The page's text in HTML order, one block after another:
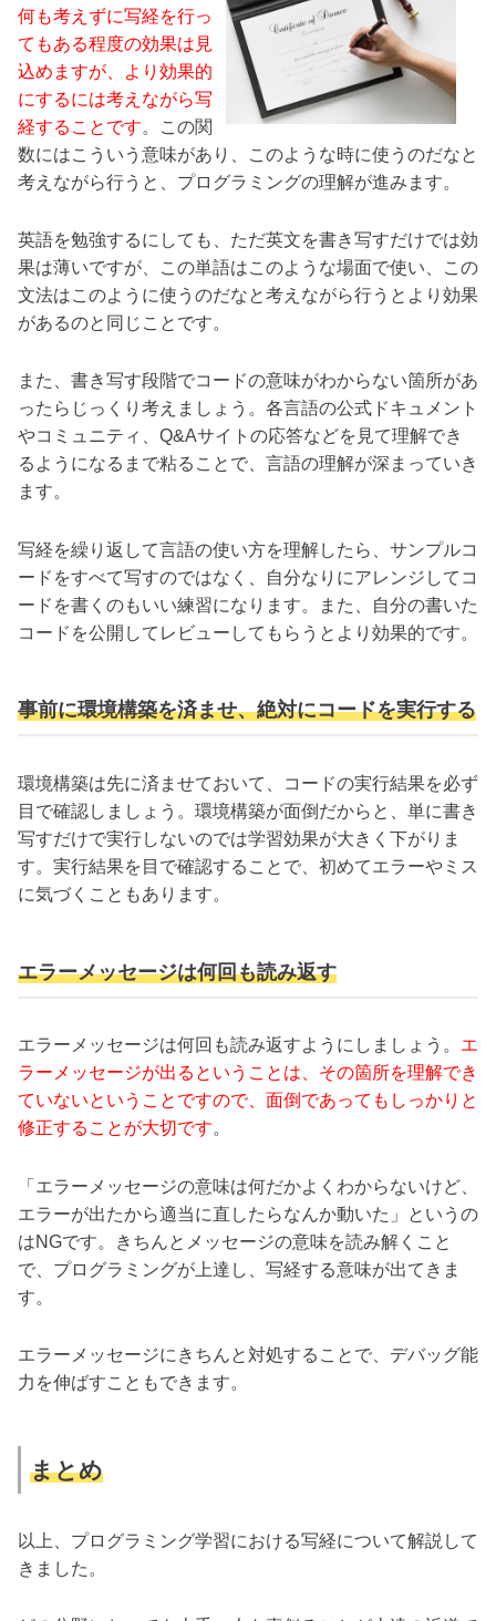
何も考えずに写経を行っ
てもある程度の効果は見
込めますが、より効果的
にするには考えながら写
経することです。この関
数にはこういう意味があり、このような時に使うのだなと
考えながら行うと、プログラミングの理解が進みます。
英語を勉強するにしても、ただ英文を書き写すだけでは効
果は薄いですが、この単語はこのような場面で使い、この
文法はこのように使うのだなと考えながら行うとより効果
があるのと同じことです。
また、書き写す段階でコードの意味がわからない箇所があ
ったらじっくり考えましょう。各言語の公式ドキュメント
やコミュニティ、Q&Aサイトの応答などを見て理解でき
るようになるまで粘ることで、言語の理解が深まっていき
ます。
写経を繰り返して言語の使い方を理解したら、サンプルコ
ードをすべて写すのではなく、自分なりにアレンジしてコ
ードを書くのもいい練習になります。また、自分の書いた
コードを公開してレビューしてもらうとより効果的です。
事前に環境構築を済ませ、絶対にコードを実行する
環境構築は先に済ませておいて、コードの実行結果を必ず
目で確認しましょう。環境構築が面倒だからと、単に書き
写すだけで実行しないのでは学習効果が大きく下がりま
す。実行結果を目で確認することで、初めてエラーやミス
に気づくこともあります。
エラーメッセージは何回も読み返す
エラーメッセージは何回も読み返すようにしましょう。 エ
ラーメッセージが出るということは、その箇所を理解でき
ていないということですので、面倒であってもしっかりと
修正することが大切です。
「エラーメッセージの意味は何だかよくわからないけど、
エラーが出たから適当に直したらなんか動いた」というの
はNGです。きちんとメッセージの意味を読み解くこと
で、プログラミングが上達し、写経する意味が出てきま
す。
エラーメッセージにきちんと対処することで、デバッグ能
力を伸ばすこともできます。
まとめ
以上、プログラミング学習における写経について解説して
きました。